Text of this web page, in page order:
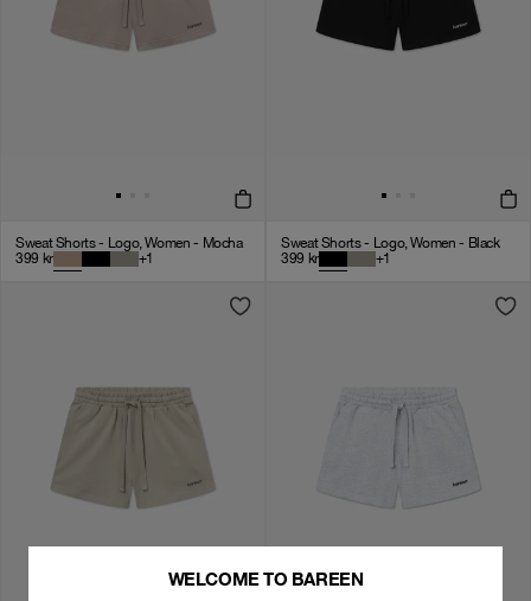
Sweat Shorts - Logo, Women - Mocha
399 kr +1
Sweat Shorts - Logo, Women - Black
399 kr +1
WELCOME TO BAREEN